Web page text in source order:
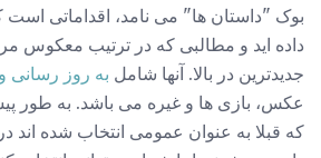
بوک "داستان ها" می نامد، اقداماتی است
داده اید و مطالبی که در ترتیب معکوس
جدیدترین در بالا. آنها شامل به روز
عکس، بازی ها و غیره می باشد. به طور
که قبلا به عنوان عمومی انتخاب شده اند